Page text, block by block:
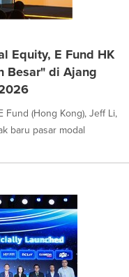
Equity, E Fund HK
Besar" di Ajang
Fund (Hong Kong), Jeff Li,
baru pasar modal